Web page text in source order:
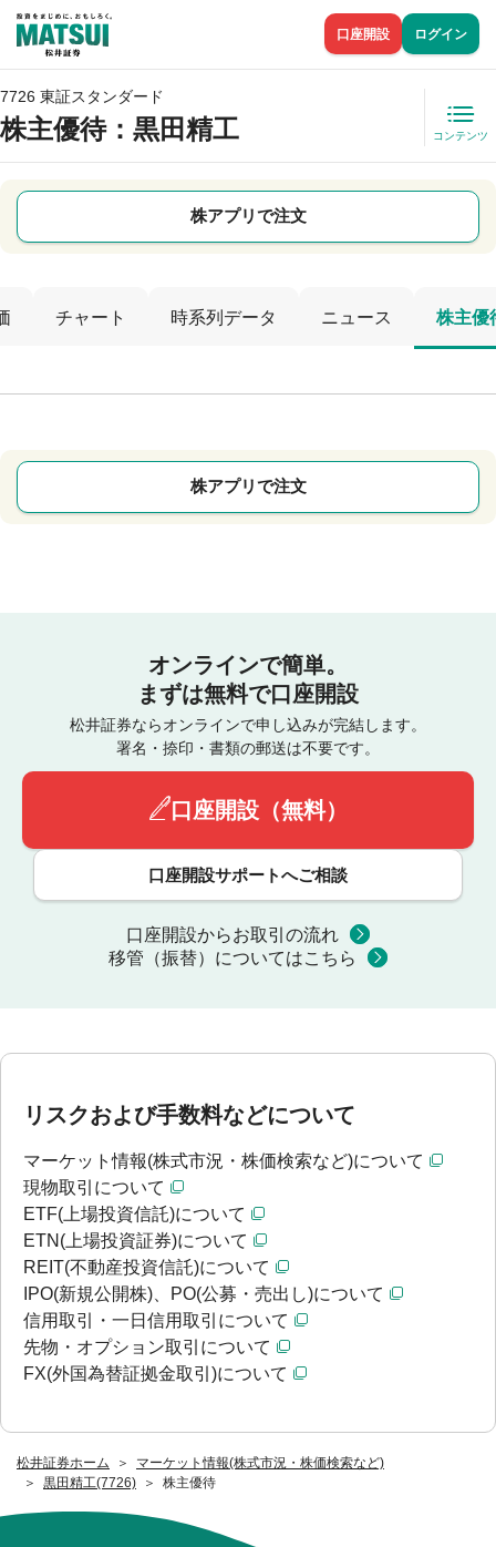
口座開設 ログイン
松井証券ホーム
マーケット情報(株式市況・株価検索など)
黒田精工(7726)
株主優待
7726 東証スタンダード
株主優待：黒田精工 コンテンツ
株アプリで注文
チャート 時系列データ ニュース 株主優
株アプリで注文
オンラインで簡単。
まずは無料で口座開設
松井証券ならオンラインで申し込みが完結します。
署名・捺印・書類の郵送は不要です。
口座開設（無料）
口座開設サポートへご相談
口座開設からお取引の流れ
移管（振替）についてはこちら
リスクおよび手数料などについて
マーケット情報(株式市況・株価検索など)について
現物取引について
ETF(上場投資信託)について
ETN(上場投資証券)について
REIT(不動産投資信託)について
IPO(新規公開株)、PO(公募・売出し)について
信用取引・一日信用取引について
先物・オプション取引について
FX(外国為替証拠金取引)について